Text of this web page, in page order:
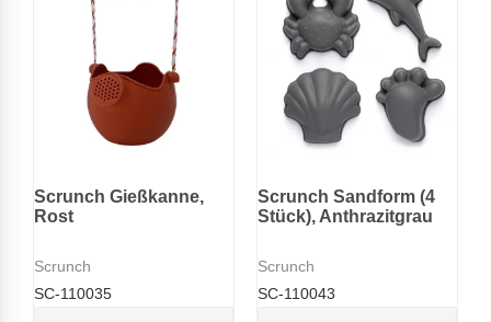
Scrunch Gießkanne,
Rost
Scrunch
SC-110035
Scrunch Sandform (4
Stück), Anthrazitgrau
Scrunch
SC-110043